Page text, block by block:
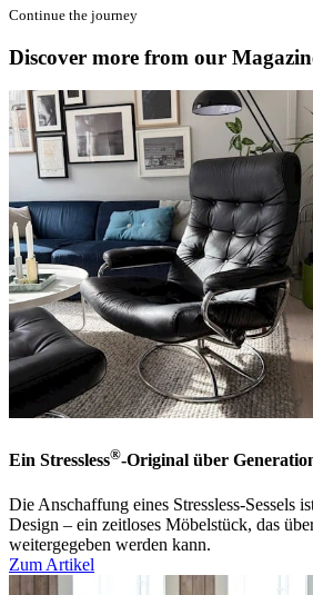
Continue the journey
Discover more from our
Ein Stressless®-Original über
Die Anschaffung eines Stressless-Sessels
Design – ein zeitloses Möbelstück, das
weitergegeben werden kann.
Zum Artikel